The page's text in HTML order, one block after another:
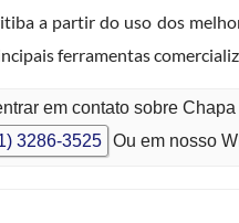
a partir do uso dos
ferramentas
em contato sobre
3286-3525 Ou em nosso